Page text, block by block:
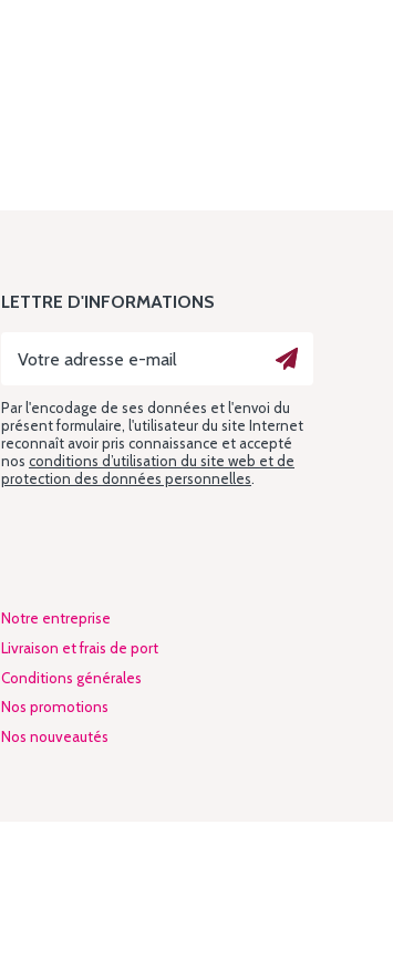
LETTRE D'INFORMATIONS
Par l'encodage de ses données et l'envoi du
présent formulaire, l'utilisateur du site Internet
reconnaît avoir pris connaissance et accepté
nos conditions d’utilisation du site web et de
protection des données personnelles.
Notre entreprise
Livraison et frais de port
Conditions générales
Nos promotions
Nos nouveautés